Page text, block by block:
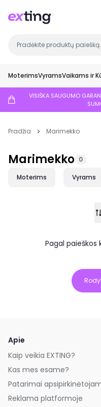
MoterimsVyramsVaikams ir
VISIŠKA SAUGUMO
Pradžia Marimekko
Marimekko 0
Moterims Vyrams
Pagal paieškos
Apie
Kaip veikia EXTING?
Kas mes esame?
Patarimai
Reklama platformoje